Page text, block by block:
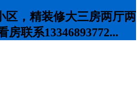
区，精装修大三房两厅两
房联系13346893772...